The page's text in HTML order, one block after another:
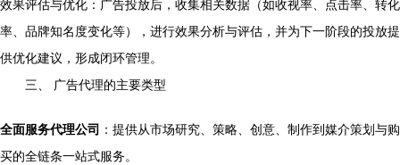
效果评估与优化：广告投放后，收集相关数据（如收视率、点击率、转化
率、品牌知名度变化等），进行效果分析与评估，并为下一阶段的投放提
供优化建议，形成闭环管理。
三、 广告代理的主要类型
全面服务代理公司 ：提供从市场研究、策略、创意、制作到媒介策划与购
买的全链条一站式服务。